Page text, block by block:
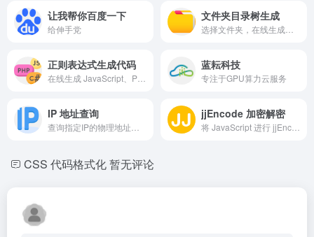
让我帮你百度一下
给伸手党
文件夹目录树生成
正则表达式生成代码 蓝耘科技
专注于GPU算力云服务
IP 地址查询 jjEncode 加密解密
CSS 代码格式化暂无评论